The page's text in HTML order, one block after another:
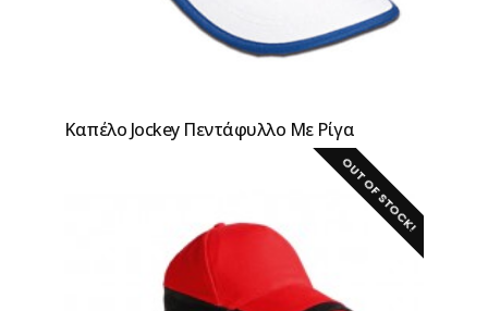
Καπέλo Jockey Πεντάφυλλο Με Ρίγα
OUT OF STOCK!